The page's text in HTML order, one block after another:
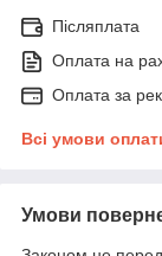
Післяплата
Оплата на
Оплата за
Всі умови
Умови